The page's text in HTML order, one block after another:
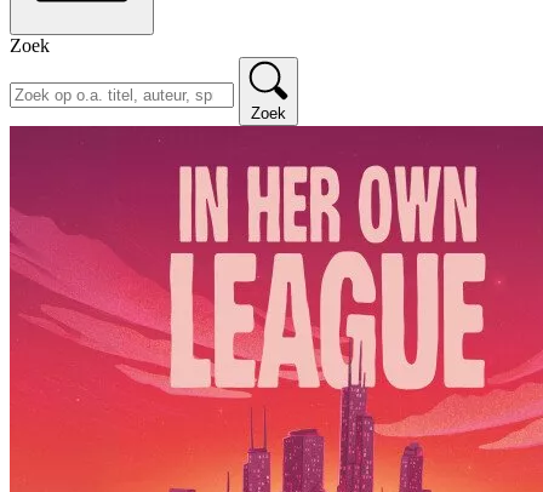
Zoek
Zoek